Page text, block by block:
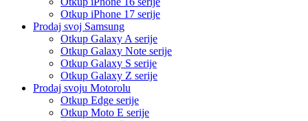
Otkup iPhone 17 serije
Prodaj svoj Samsung
Otkup Galaxy A serije
Otkup Galaxy Note serije
Otkup Galaxy S serije
Otkup Galaxy Z serije
Prodaj svoju Motorolu
Otkup Edge serije
Otkup Moto E serije